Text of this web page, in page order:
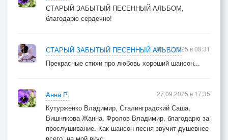
СТАРЫЙ ЗАБЫТЫЙ ПЕСЕННЫЙ АЛЬБОМ,
благодарю сердечно!
СТАРЫЙ ЗАБЫТЫЙ ПЕСЕННЫЙ АЛЬБОМ
Прекрасные стихи про любовь хороший шансон...
05.10.2025 в 08:31
Анна Р.
Кутурженко Владимир, Сталинградский Саша,
Вишнякова Жанна, Фролов Владимир, благодарю за
прослушивание. Как шансон песня звучит душевнее
27.09.2025 в 17:35